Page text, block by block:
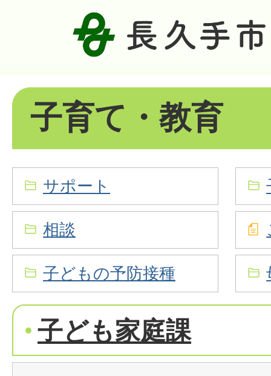
子育て・教育
サポート
相談
子どもの予防接種
子ども家庭課